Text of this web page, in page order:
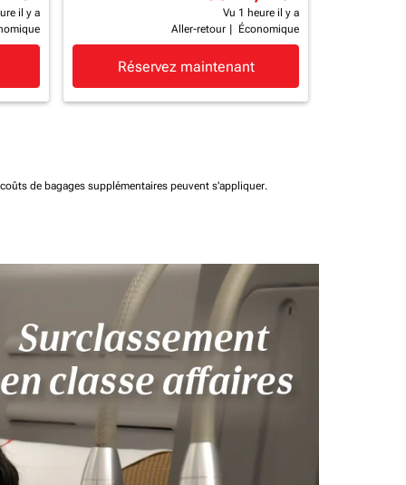
il y a
Vu 1 heure il y a
Aller-retour
Économique
Réservez maintenant
de bagages supplémentaires peuvent s'appliquer.